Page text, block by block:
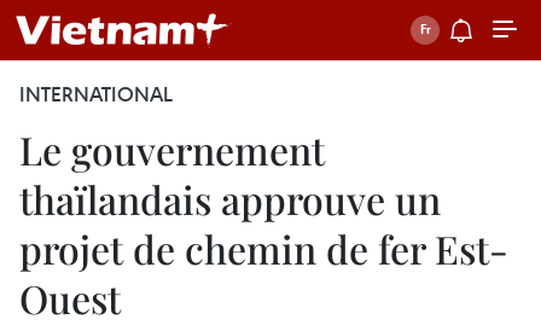
INTERNATIONAL
Le gouvernement
thaïlandais approuve un
projet de chemin de fer Est-
Ouest